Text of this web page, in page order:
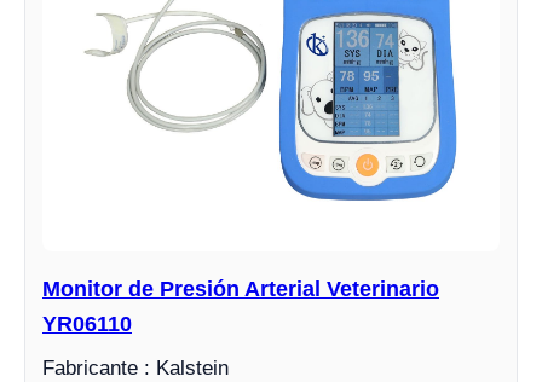
Monitor de Presión Arterial Veterinario
YR06110
Fabricante : Kalstein